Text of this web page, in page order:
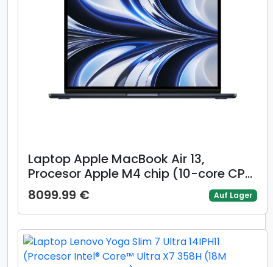
Laptop Apple MacBook Air 13,
Procesor Apple M4 chip (10-core CPU,
10-core GPU), 13.6inch WQXGA, 16GB,
256GB, layout INT, Mac OS (Albastru)
+ adaptor retea 70W
8099.99 € Auf Lager